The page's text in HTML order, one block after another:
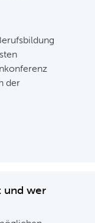
der
und wer